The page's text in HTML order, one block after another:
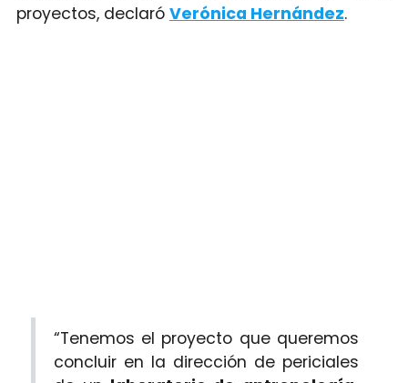
proyectos, declaró Verónica Hernández.
“Tenemos el proyecto que queremos
concluir en la dirección de periciales